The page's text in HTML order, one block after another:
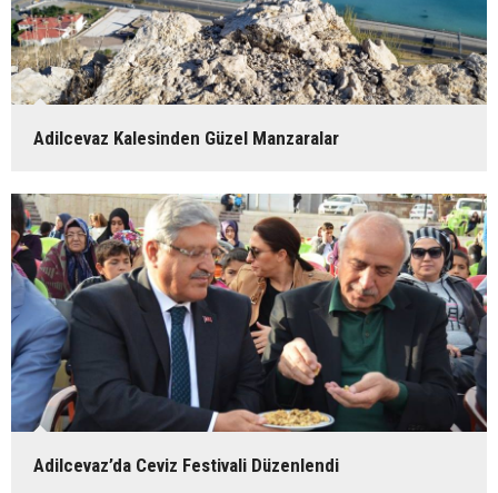
Adilcevaz Kalesinden Güzel Manzaralar
Adilcevaz’da Ceviz Festivali Düzenlendi